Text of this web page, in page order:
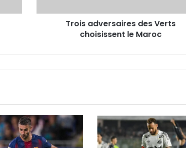
Trois adversaires des Verts
choisissent le Maroc